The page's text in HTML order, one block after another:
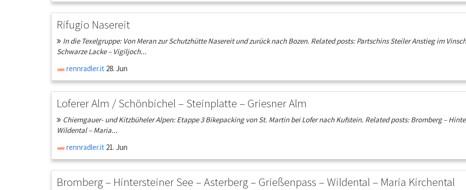
Rifugio Nasereit
In die Texelgruppe: Von Meran zur Schutzhütte Nasereit und zurück nach Bozen. Related posts: Partschins Steiler Anstieg im
Schwarze Lacke – Vigiljoch...
rennradler.it 28. Jun
Loferer Alm / Schönbichel – Steinplatte – Griesner Alm
Chiemgauer- und Kitzbüheler Alpen: Etappe 3 Bikepacking von St. Martin bei Lofer nach Kufstein. Related posts: Bromberg –
Wildental – Maria...
rennradler.it 21. Jun
Bromberg – Hintersteiner See – Asterberg – Grießenpass – Wildental – Maria Kirchental